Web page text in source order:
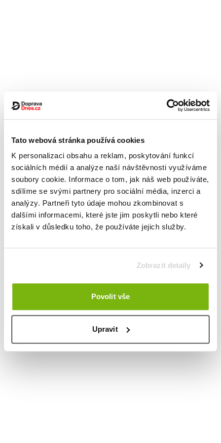
Tato webová stránka používá cookies
K personalizaci obsahu a reklam, poskytování funkcí
sociálních médií a analýze naší návštěvnosti využíváme
soubory cookie. Informace o tom, jak náš web používáte,
sdílíme se svými partnery pro sociální média, inzerci a
analýzy. Partneři tyto údaje mohou zkombinovat s
dalšími informacemi, které jste jim poskytli nebo které
získali v důsledku toho, že používáte jejich služby.
Zobrazit detaily
Povolit vše
Upravit